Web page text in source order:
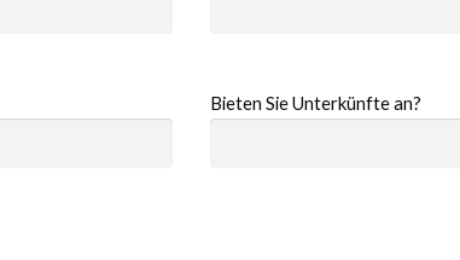
Bieten Sie Unterkünfte an?